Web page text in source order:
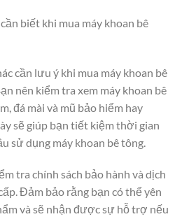
biết khi mua máy khoan bê
cần lưu ý khi mua máy khoan bê
nên kiểm tra xem máy khoan bê
đá mài và mũ bảo hiểm hay
sẽ giúp bạn tiết kiệm thời gian
sử dụng máy khoan bê tông.
tra chính sách bảo hành và dịch
Đảm bảo rằng bạn có thể yên
và sẽ nhận được sự hỗ trợ nếu